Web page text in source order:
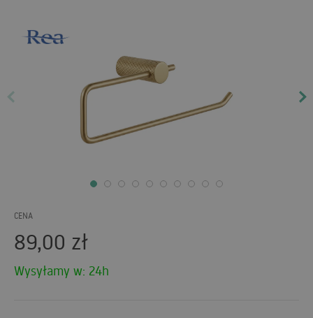
CENA
89,00 zł
Wysyłamy w: 24h